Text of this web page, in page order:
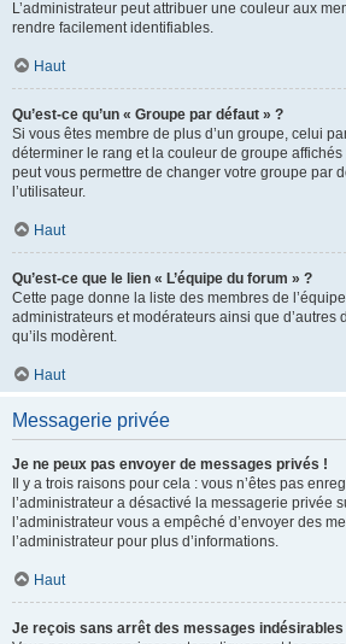
L’administrateur peut attribuer une couleur aux
rendre facilement identifiables.
Haut
Qu’est-ce qu’un « Groupe par défaut » ?
Si vous êtes membre de plus d’un groupe, celui
déterminer le rang et la couleur de groupe affichés
peut vous permettre de changer votre groupe par
l’utilisateur.
Haut
Qu’est-ce que le lien « L’équipe du forum » ?
Cette page donne la liste des membres de
administrateurs et modérateurs ainsi que d’autres
qu’ils modèrent.
Haut
Messagerie privée
Je ne peux pas envoyer de messages privés !
Il y a trois raisons pour cela : vous n’êtes pas
l’administrateur a désactivé la messagerie privée
l’administrateur vous a empêché d’envoyer des
l’administrateur pour plus d’informations.
Haut
Je reçois sans arrêt des messages indésirables